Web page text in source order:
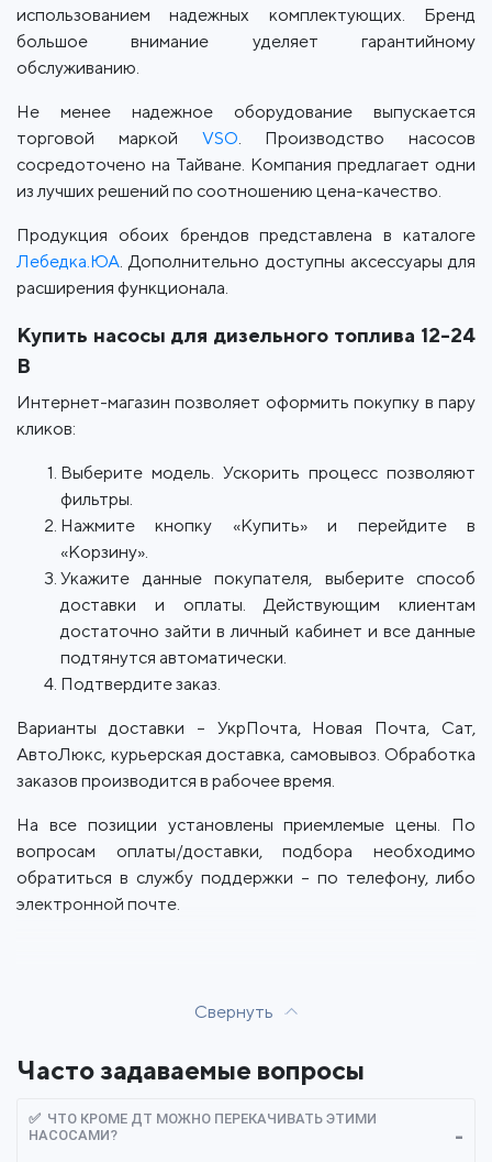
использованием надежных комплектующих. Бренд
большое внимание уделяет гарантийному
обслуживанию.
Не менее надежное оборудование выпускается
торговой маркой VSO . Производство насосов
сосредоточено на Тайване. Компания предлагает одни
из лучших решений по соотношению цена-качество.
Продукция обоих брендов представлена в каталоге
Лебедка.ЮА . Дополнительно доступны аксессуары для
расширения функционала.
Купить насосы для дизельного топлива 12-24
В
Интернет-магазин позволяет оформить покупку в пару
кликов:
Выберите модель. Ускорить процесс позволяют
фильтры.
Нажмите кнопку «Купить» и перейдите в
«Корзину».
Укажите данные покупателя, выберите способ
доставки и оплаты. Действующим клиентам
достаточно зайти в личный кабинет и все данные
подтянутся автоматически.
Подтвердите заказ.
Варианты доставки – УкрПочта, Новая Почта, Сат,
АвтоЛюкс, курьерская доставка, самовывоз. Обработка
заказов производится в рабочее время.
На все позиции установлены приемлемые цены. По
вопросам оплаты/доставки, подбора необходимо
обратиться в службу поддержки – по телефону, либо
электронной почте.
Свернуть
Часто задаваемые вопросы
✅ ЧТО КРОМЕ ДТ МОЖНО ПЕРЕКАЧИВАТЬ ЭТИМИ
НАСОСАМИ?